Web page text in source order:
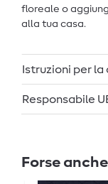
floreale o
alla tua casa.
Istruzioni per la
Responsabile
Forse